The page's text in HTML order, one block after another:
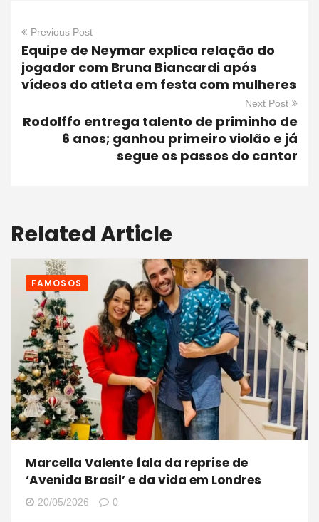
Previous Post
Equipe de Neymar explica relação do
jogador com Bruna Biancardi após
vídeos do atleta em festa com mulheres
Next Post
Rodolffo entrega talento de priminho de
6 anos; ganhou primeiro violão e já
segue os passos do cantor
Related Article
FAMOSOS
Marcella Valente fala da reprise de
‘Avenida Brasil’ e da vida em Londres
20/05/2026 0